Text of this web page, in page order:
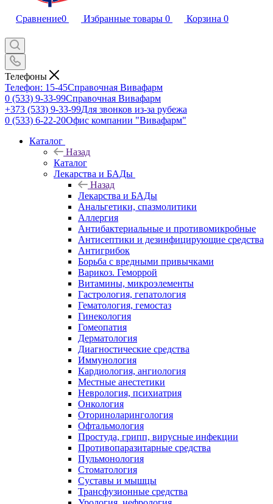
Сравнение0 Избранные товары 0 Корзина 0
Телефоны
Телефон: 15-45Справочная Вивафарм
0 (533) 9-33-99Справочная Вивафарм
+373 (533) 9-33-99Для звонков из-за рубежа
0 (533) 6-22-20Офис компании "Вивафарм"
Каталог
Назад
Каталог
Лекарства и БАДы
Назад
Лекарства и БАДы
Анальгетики, спазмолитики
Аллергия
Антибактериальные и противомикробные
Антисептики и дезинфицирующие средства
Антигрибок
Борьба с вредными привычками
Варикоз. Геморрой
Витамины, микроэлементы
Гастрология, гепатология
Гематология, гемостаз
Гинекология
Гомеопатия
Дерматология
Диагностические средства
Иммунология
Кардиология, ангиология
Местные анестетики
Неврология, психиатрия
Онкология
Оториноларингология
Офтальмология
Простуда, грипп, вирусные инфекции
Противопаразитарные средства
Пульмонология
Стоматология
Суставы и мышцы
Трансфузионные средства